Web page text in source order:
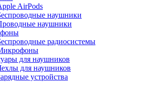
AirPods
наушники
наушники
радиосистемы
для наушников
для наушников
устройства